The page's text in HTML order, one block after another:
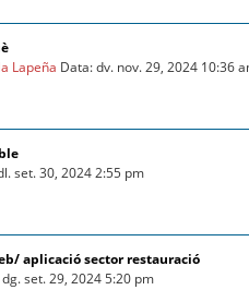
Lapeña Data: dv. nov. 29, 2024 10:36
set. 30, 2024 2:55 pm
aplicació sector restauració
set. 29, 2024 5:20 pm